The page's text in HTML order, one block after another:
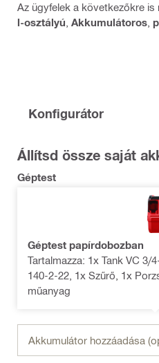
Az ügyfelek a következőkre is
l-osztályú Akkumulátoros
Konfigurátor
Állítsd össze saját
Géptest
Géptest papírdobozban
Tartalmazza: 1x Tank VC 3/
140-2-22, 1x Szűrő, 1x
műanyag
Akkumulátor hozzáadása